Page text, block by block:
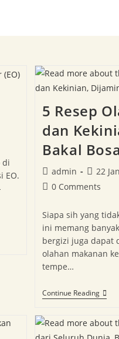
di
EO.
5 Resep
dan
Bakal
admin 22
0 Comments
Siapa sih yang
ini memang
bergizi juga dapat
olahan makanan
tempe…
Continue Reading